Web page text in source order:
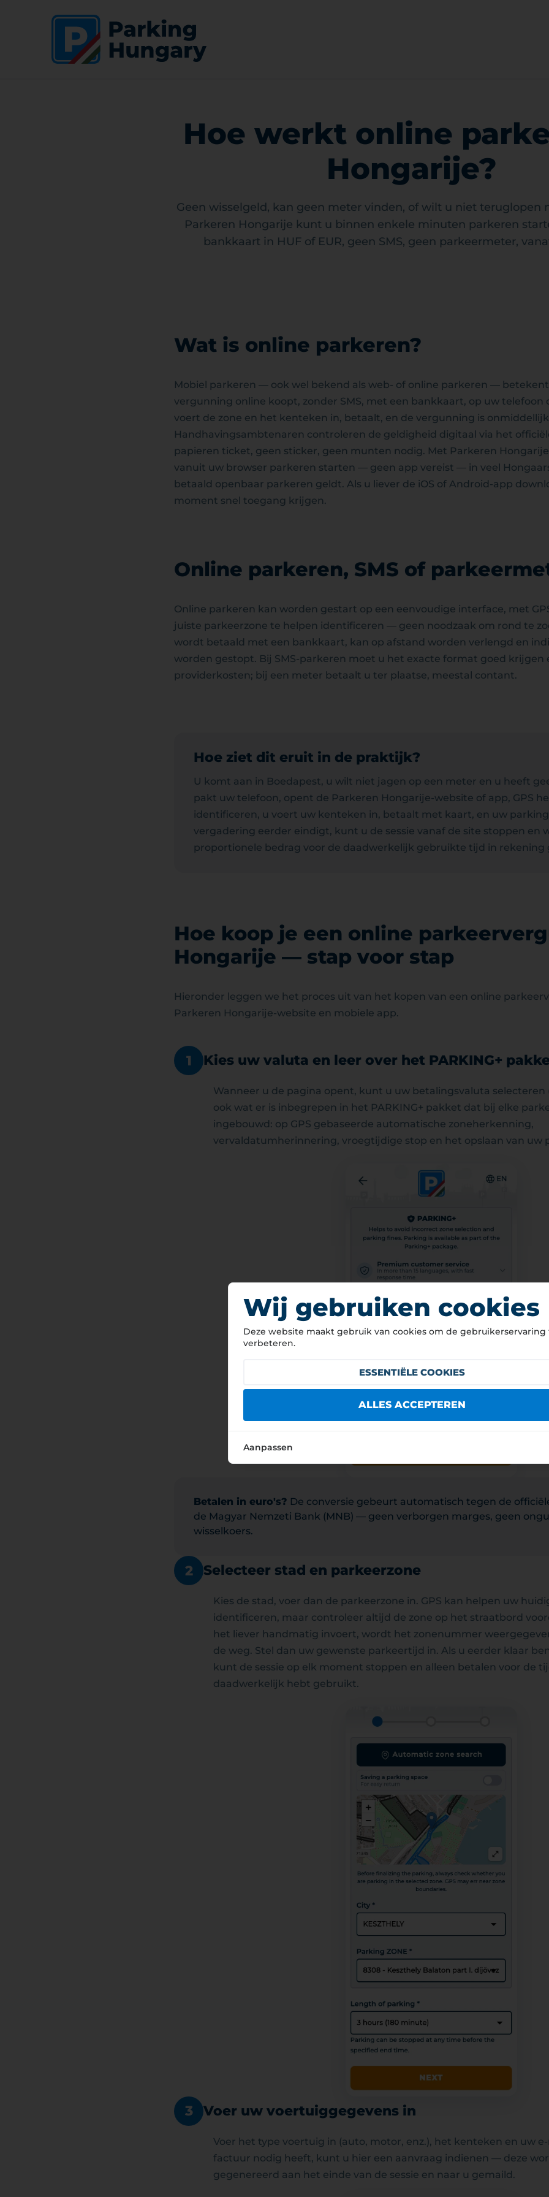
Hoe werkt online
Hongarije?
Geen wisselgeld, kan geen meter vinden, of wilt u niet teruglopen
Parkeren Hongarije kunt u binnen enkele minuten parkeren
bankkaart in HUF of EUR, geen SMS, geen parkeermeter,
Wat is online parkeren?
Mobiel parkeren — ook wel bekend als web- of online parkeren —
vergunning online koopt, zonder SMS, met een bankkaart, op uw telefoon
voert de zone en het kenteken in, betaalt, en de vergunning is
Handhavingsambtenaren controleren de geldigheid digitaal via het
papieren ticket, geen sticker, geen munten nodig. Met Parkeren
vanuit uw browser parkeren starten — geen app vereist — in veel
betaald openbaar parkeren geldt. Als u liever de iOS of Android-app
moment snel toegang krijgen.
Online parkeren, SMS of
Online parkeren kan worden gestart op een eenvoudige interface, met
juiste parkeerzone te helpen identificeren — geen noodzaak om rond te
wordt betaald met een bankkaart, kan op afstand worden verlengd en
worden gestopt. Bij SMS-parkeren moet u het exacte format goed krijgen
providerkosten; bij een meter betaalt u ter plaatse, meestal contant.
Hoe ziet dit eruit in de praktijk?
U komt aan in Boedapest, u wilt niet jagen op een meter en u heeft
pakt uw telefoon, opent de Parkeren Hongarije-website of app, GPS
identificeren, u voert uw kenteken in, betaalt met kaart, en uw parking
vergadering eerder eindigt, kunt u de sessie vanaf de site stoppen en
proportionele bedrag voor de daadwerkelijk gebruikte tijd in rekening
Hoe koop je een online
Hongarije — stap voor stap
Hieronder leggen we het proces uit van het kopen van een online
Parkeren Hongarije-website en mobiele app.
1 Kies uw valuta en leer over het PARKING+
Wanneer u de pagina opent, kunt u uw betalingsvaluta selecteren
ook wat er is inbegrepen in het PARKING+ pakket dat bij elke
ingebouwd: op GPS gebaseerde automatische zoneherkenning,
vervaldatumherinnering, vroegtijdige stop en het opslaan van uw
Betalen in euro's? De conversie gebeurt automatisch tegen de
de Magyar Nemzeti Bank (MNB) — geen verborgen marges, geen
wisselkoers.
2 Selecteer stad en parkeerzone
Kies de stad, voer dan de parkeerzone in. GPS kan helpen uw
identificeren, maar controleer altijd de zone op het straatbord
het liever handmatig invoert, wordt het zonenummer
de weg. Stel dan uw gewenste parkeertijd in. Als u eerder klaar
kunt de sessie op elk moment stoppen en alleen betalen voor de
daadwerkelijk hebt gebruikt.
3 Voer uw voertuiggegevens in
Voer het type voertuig in (auto, motor, enz.), het kenteken en uw
factuur nodig heeft, kunt u hier een aanvraag indienen — deze
gegenereerd aan het einde van de sessie en naar u gemaild.
Wij gebruiken cookies
Deze website maakt gebruik van cookies om de gebruikerservaring
verbeteren.
ESSENTIËLE COOKIES
ALLES ACCEPTEREN
Aanpassen